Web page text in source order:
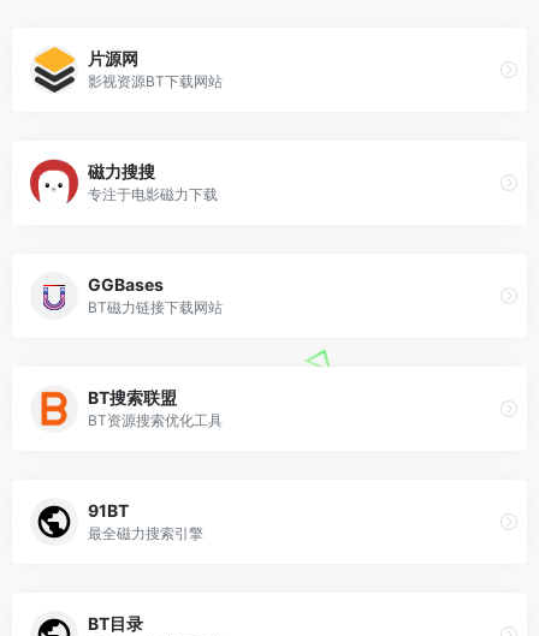
片源网
影视资源BT下载网站
磁力搜搜
专注于电影磁力下载
GGBases
BT磁力链接下载网站
BT搜索联盟
BT资源搜索优化工具
91BT
最全磁力搜索引擎
BT目录